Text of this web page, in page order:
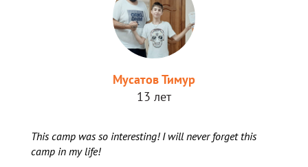
Мусатов Тимур
13 лет
This camp was so interesting! I will never forget this
camp in my life!